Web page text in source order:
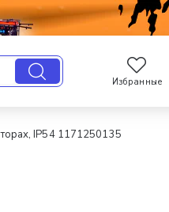
Избранные
IP54 1171250135